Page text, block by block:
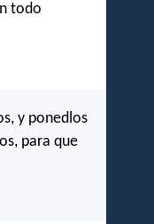
todo
y ponedlos
para que